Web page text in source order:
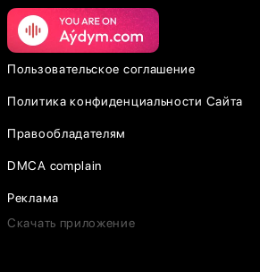
Пользовательское соглашение
Политика конфиденциальности Сайта
Правообладателям
DMCA complain
Реклама
Скачать приложение